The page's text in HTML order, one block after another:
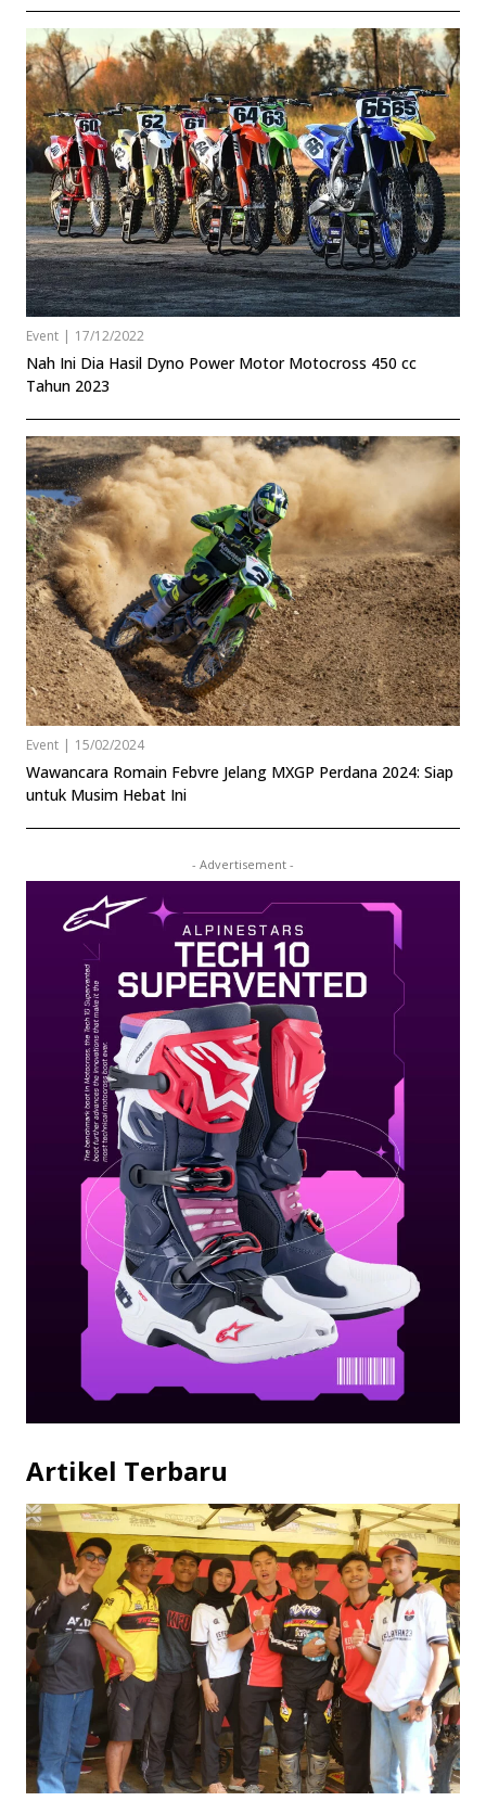
Event | 17/12/2022
Nah Ini Dia Hasil Dyno Power Motor Motocross 450 cc
Tahun 2023
Event | 15/02/2024
Wawancara Romain Febvre Jelang MXGP Perdana 2024: Siap
untuk Musim Hebat Ini
- Advertisement -
Artikel Terbaru